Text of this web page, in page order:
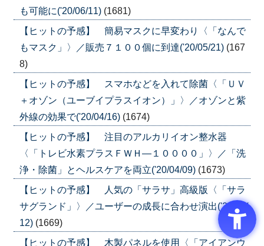
も可能に('20/06/11) (1681)
【ヒットの予感】 簡易マスクに早変わり〈「なんで
もマスク」〉／販売７１００個に到達('20/05/21) (167
8)
【ヒットの予感】 スマホなどを入れて除菌〈「ＵＶ
＋オゾン（ユーブイプラスイオン）」〉／オゾンと紫
外線の効果で('20/04/16) (1674)
【ヒットの予感】 注目のアルカリイオン整水器
〈「トレビ水素プラスＦＷＨ―１００００」〉／「洗
浄・除菌」とヘルスケアを両立('20/04/09) (1673)
【ヒットの予感】 人気の「サラサ」高級版〈「サラ
サグランド」〉／ユーザーの成長に合わせ演出('20/03/
12) (1669)
【ヒットの予感】 木製パネルを使用〈「アイアンウ